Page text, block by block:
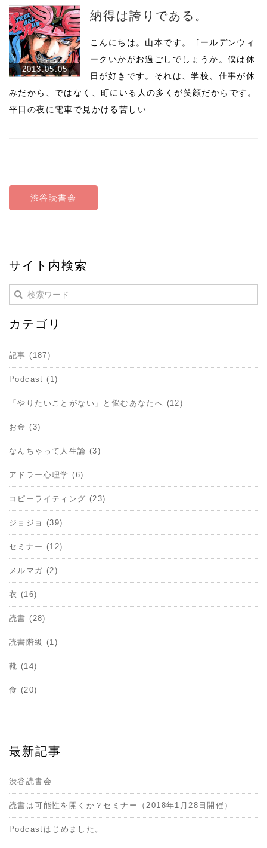
2013.05.05
納得は誇りである。
こんにちは。山本です。ゴールデンウィ
ークいかがお過ごしでしょうか。僕は休
日が好きです。それは、学校、仕事が休
みだから、ではなく、町にいる人の多くが笑顔だからです。
平日の夜に電車で見かける苦しい…
渋谷読書会
サイト内検索
カテゴリ
記事 (187)
Podcast (1)
「やりたいことがない」と悩むあなたへ (12)
お金 (3)
なんちゃって人生論 (3)
アドラー心理学 (6)
コピーライティング (23)
ジョジョ (39)
セミナー (12)
メルマガ (2)
衣 (16)
読書 (28)
読書階級 (1)
靴 (14)
食 (20)
最新記事
渋谷読書会
読書は可能性を開くか？セミナー（2018年1月28日開催）
Podcastはじめました。